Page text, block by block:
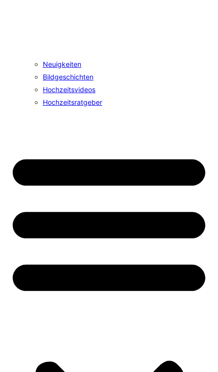
Neuigkeiten
Bildgeschichten
Hochzeitsvideos
Hochzeitsratgeber